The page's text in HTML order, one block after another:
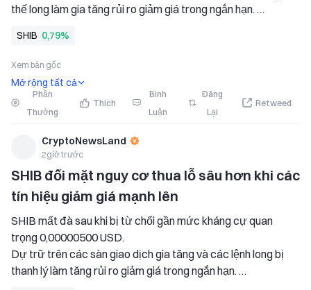
thế long làm gia tăng rủi ro giảm giá trong ngắn hạn.
phục động lực tăng giá.
Shiba Inu bước vào tháng 8 với sự lạc quan mới sau khi
SHIB 0,79%
Xem bản gốc
Mở rộng tất cả
Phần
Thưởng
Thích
Bình
Luận
Đăng
Lại
Retweed
CryptoNewsLand
2giờ trước
SHIB đối mặt nguy cơ thua lỗ sâu hơn khi các
tín hiệu giảm giá mạnh lên
SHIB mất đà sau khi bị từ chối gần mức kháng cự quan
trọng 0,00000500 USD.
Dự trữ trên các sàn giao dịch gia tăng và các lệnh long bị
thanh lý làm tăng rủi ro giảm giá trong ngắn hạn.